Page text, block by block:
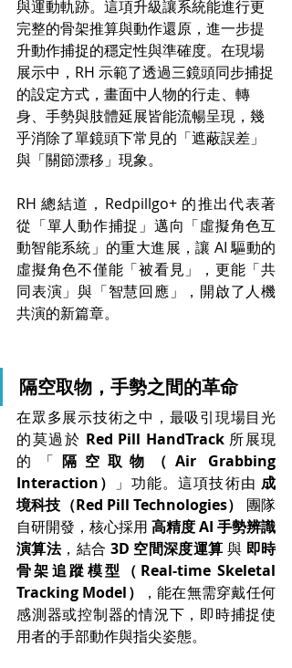
與運動軌跡。這項升級讓系統能進行更
完整的骨架推算與動作還原，進一步提
升動作捕捉的穩定性與準確度。在現場
展示中，RH 示範了透過三鏡頭同步捕捉
的設定方式，畫面中人物的行走、轉
身、手勢與肢體延展皆能流暢呈現，幾
乎消除了單鏡頭下常見的「遮蔽誤差」
與「關節漂移」現象。
RH 總結道，Redpillgo+ 的推出代表著
從「單人動作捕捉」邁向「虛擬角色互
動智能系統」的重大進展，讓 AI 驅動的
虛擬角色不僅能「被看見」，更能「共
同表演」與「智慧回應」，開啟了人機
共演的新篇章。
隔空取物，手勢之間的革命
在眾多展示技術之中，最吸引現場目光
的莫過於 Red Pill HandTrack 所展現
的「 隔空取物（Air Grabbing
Interaction）
」功能。這項技術由 成
境科技（Red Pill Technologies）
團隊
自研開發，核心採用 高精度 AI 手勢辨識
演算法，結合 3D 空間深度運算 與 即時
骨架追蹤模型（Real-time Skeletal
Tracking Model）
，能在無需穿戴任何
感測器或控制器的情況下，即時捕捉使
用者的手部動作與指尖姿態。